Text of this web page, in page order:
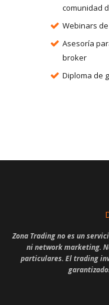
comunidad
Webinars
Asesoría
broker
Diploma de
Zona Trading no es un
ni network marketing.
particulares. El trading